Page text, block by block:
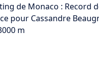
de Monaco : Record
pour Cassandre
m